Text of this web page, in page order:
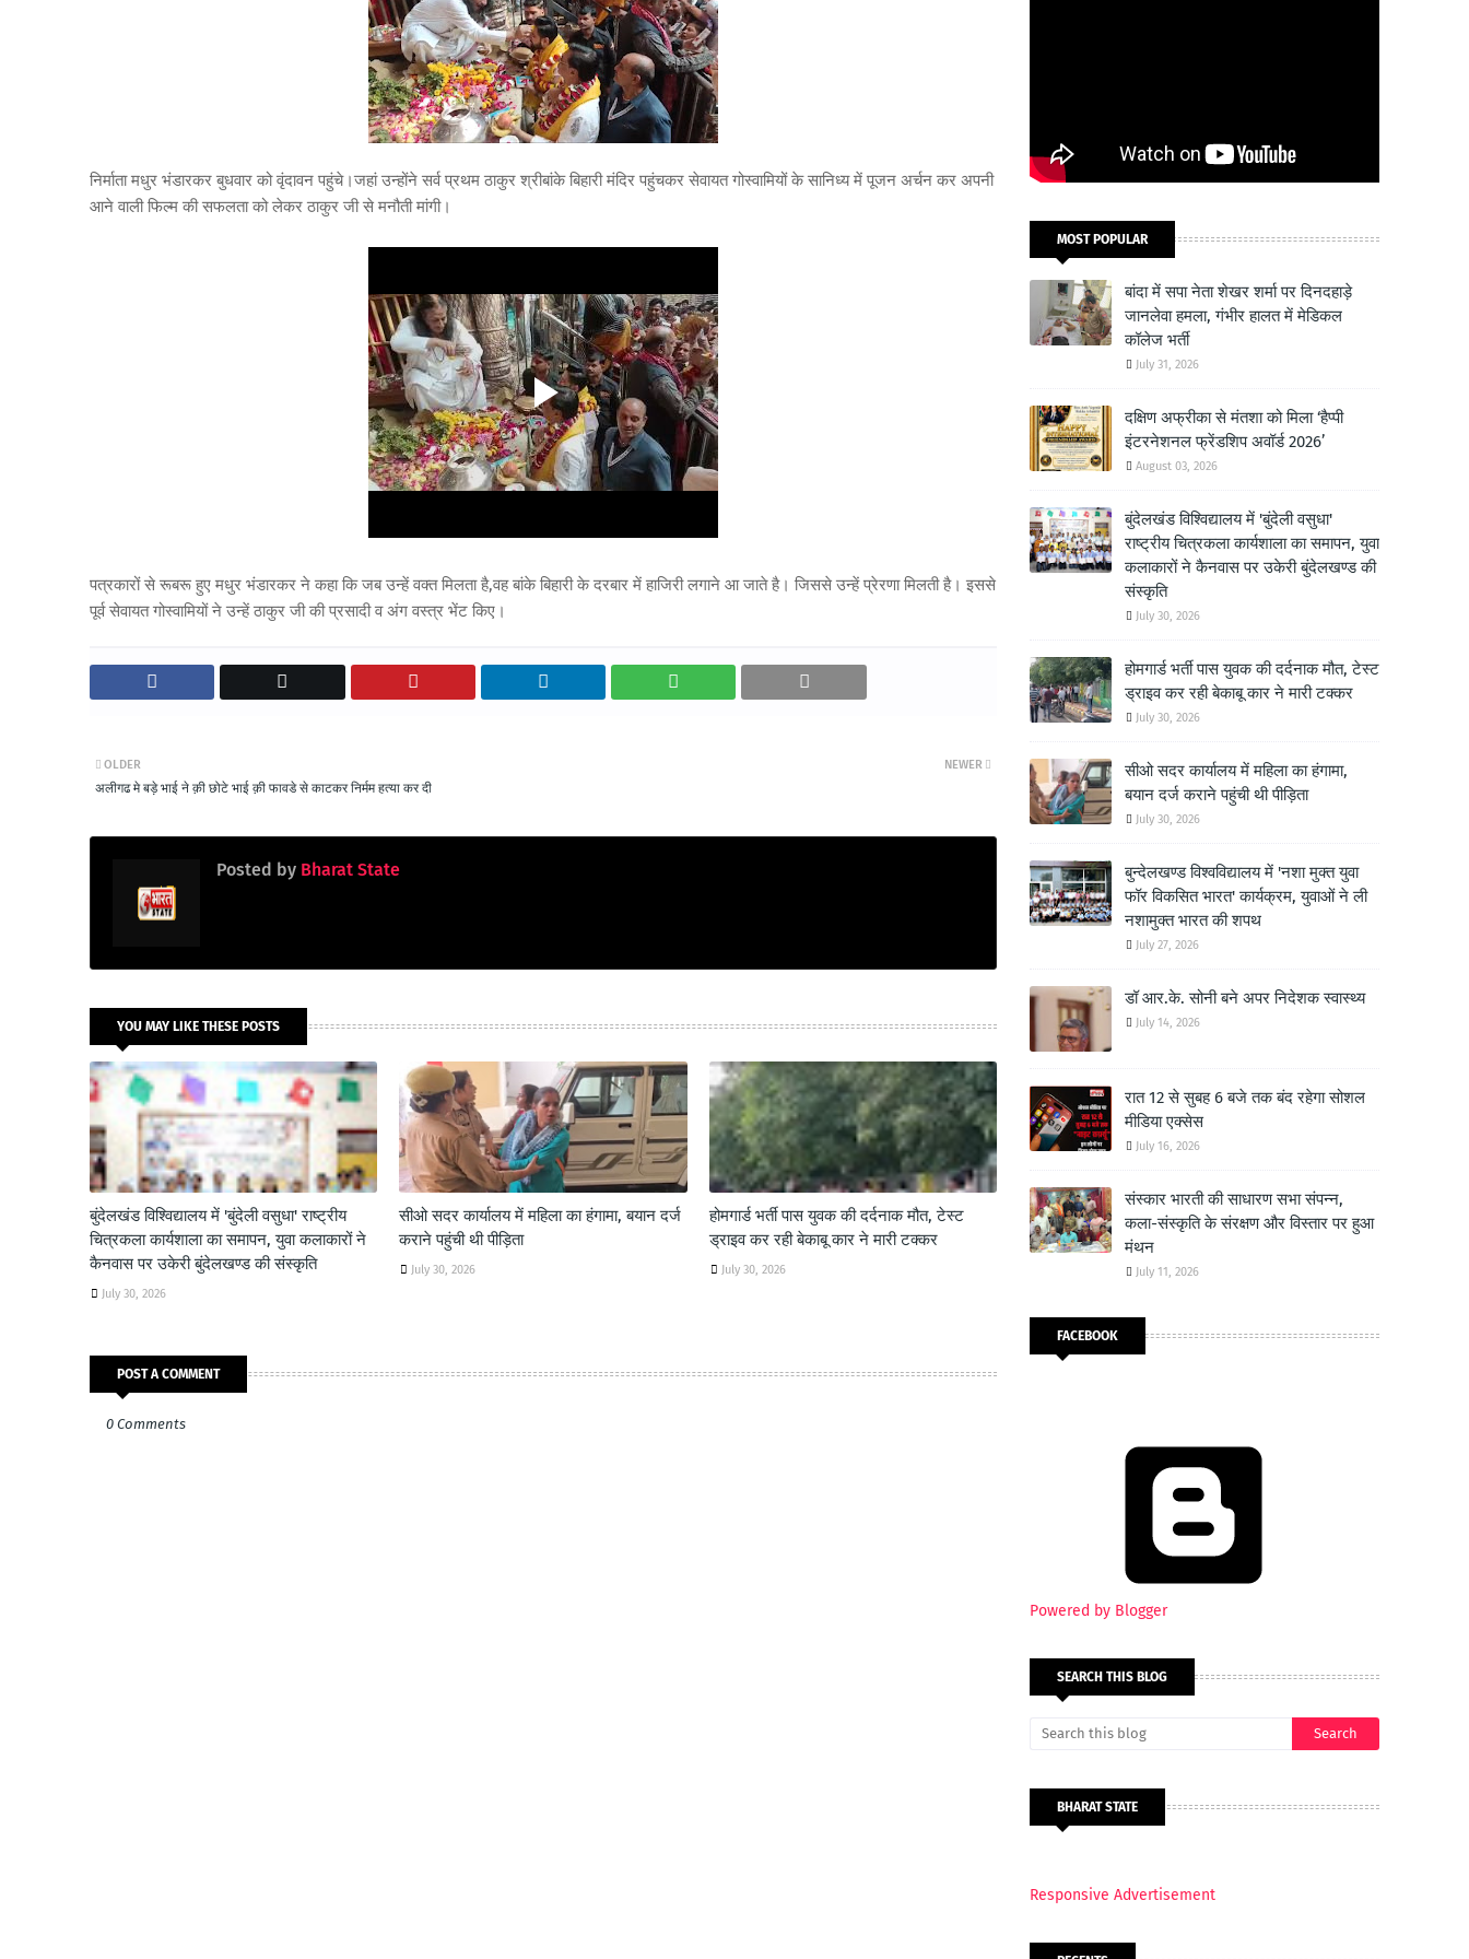
निर्माता मधुर भंडारकर बुधवार को वृंदावन पहुंचे।जहां उन्होंने सर्व प्रथम ठाकुर श्रीबांके बिहारी मंदिर पहुंचकर सेवायत गोस्वामियों के सानिध्य में पूजन अर्चन कर अपनी
आने वाली फिल्म की सफलता को लेकर ठाकुर जी से मनौती मांगी।
पत्रकारों से रूबरू हुए मधुर भंडारकर ने कहा कि जब उन्हें वक्त मिलता है,वह बांके बिहारी के दरबार में हाजिरी लगाने आ जाते है। जिससे उन्हें प्रेरणा मिलती है। इससे
पूर्व सेवायत गोस्वामियों ने उन्हें ठाकुर जी की प्रसादी व अंग वस्त्र भेंट किए।
NEWER
OLDER
अलीगढ मे बड़े भाई ने क़ी छोटे भाई क़ी फावडे से काटकर निर्मम हत्या कर दी
Posted by Bharat State
YOU MAY LIKE THESE POSTS
बुंदेलखंड विश्विद्यालय में 'बुंदेली वसुधा' राष्ट्रीय
चित्रकला कार्यशाला का समापन, युवा कलाकारों ने
कैनवास पर उकेरी बुंदेलखण्ड की संस्कृति
July 30, 2026
सीओ सदर कार्यालय में महिला का हंगामा, बयान दर्ज
कराने पहुंची थी पीड़िता
July 30, 2026
होमगार्ड भर्ती पास युवक की दर्दनाक मौत, टेस्ट
ड्राइव कर रही बेकाबू कार ने मारी टक्कर
July 30, 2026
POST A COMMENT
0 Comments
MOST POPULAR
बांदा में सपा नेता शेखर शर्मा पर दिनदहाड़े
जानलेवा हमला, गंभीर हालत में मेडिकल
कॉलेज भर्ती
July 31, 2026
दक्षिण अफ्रीका से मंतशा को मिला ‘हैप्पी
इंटरनेशनल फ्रेंडशिप अवॉर्ड 2026’
August 03, 2026
बुंदेलखंड विश्विद्यालय में 'बुंदेली वसुधा'
राष्ट्रीय चित्रकला कार्यशाला का समापन, युवा
कलाकारों ने कैनवास पर उकेरी बुंदेलखण्ड की
संस्कृति
July 30, 2026
होमगार्ड भर्ती पास युवक की दर्दनाक मौत, टेस्ट
ड्राइव कर रही बेकाबू कार ने मारी टक्कर
July 30, 2026
सीओ सदर कार्यालय में महिला का हंगामा,
बयान दर्ज कराने पहुंची थी पीड़िता
July 30, 2026
बुन्देलखण्ड विश्वविद्यालय में 'नशा मुक्त युवा
फॉर विकसित भारत' कार्यक्रम, युवाओं ने ली
नशामुक्त भारत की शपथ
July 27, 2026
डॉ आर.के. सोनी बने अपर निदेशक स्वास्थ्य
July 14, 2026
रात 12 से सुबह 6 बजे तक बंद रहेगा सोशल
मीडिया एक्सेस
July 16, 2026
संस्कार भारती की साधारण सभा संपन्न,
कला-संस्कृति के संरक्षण और विस्तार पर हुआ
मंथन
July 11, 2026
FACEBOOK
Powered by Blogger
SEARCH THIS BLOG
BHARAT STATE
Responsive Advertisement